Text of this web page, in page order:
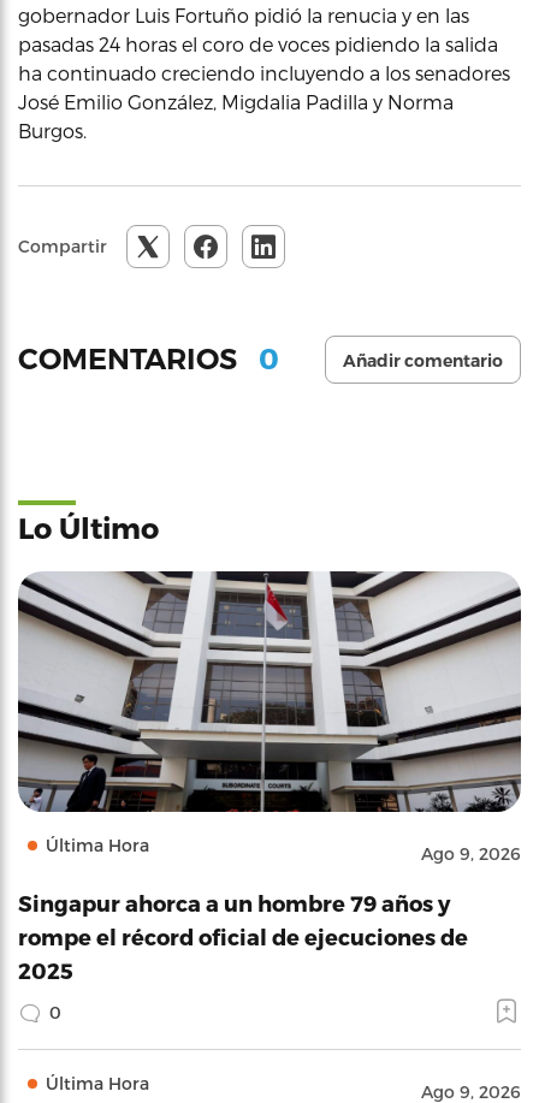
gobernador Luis Fortuño pidió la renucia y en las
pasadas 24 horas el coro de voces pidiendo la salida
ha continuado creciendo incluyendo a los senadores
José Emilio González, Migdalia Padilla y Norma
Burgos.
Compartir
COMENTARIOS 0 Añadir comentario
Lo Último
Última Hora Ago 9, 2026
Singapur ahorca a un hombre 79 años y
rompe el récord oficial de ejecuciones de
2025
0
Última Hora Ago 9, 2026